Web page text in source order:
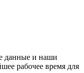
данные и наши
рабочее время для